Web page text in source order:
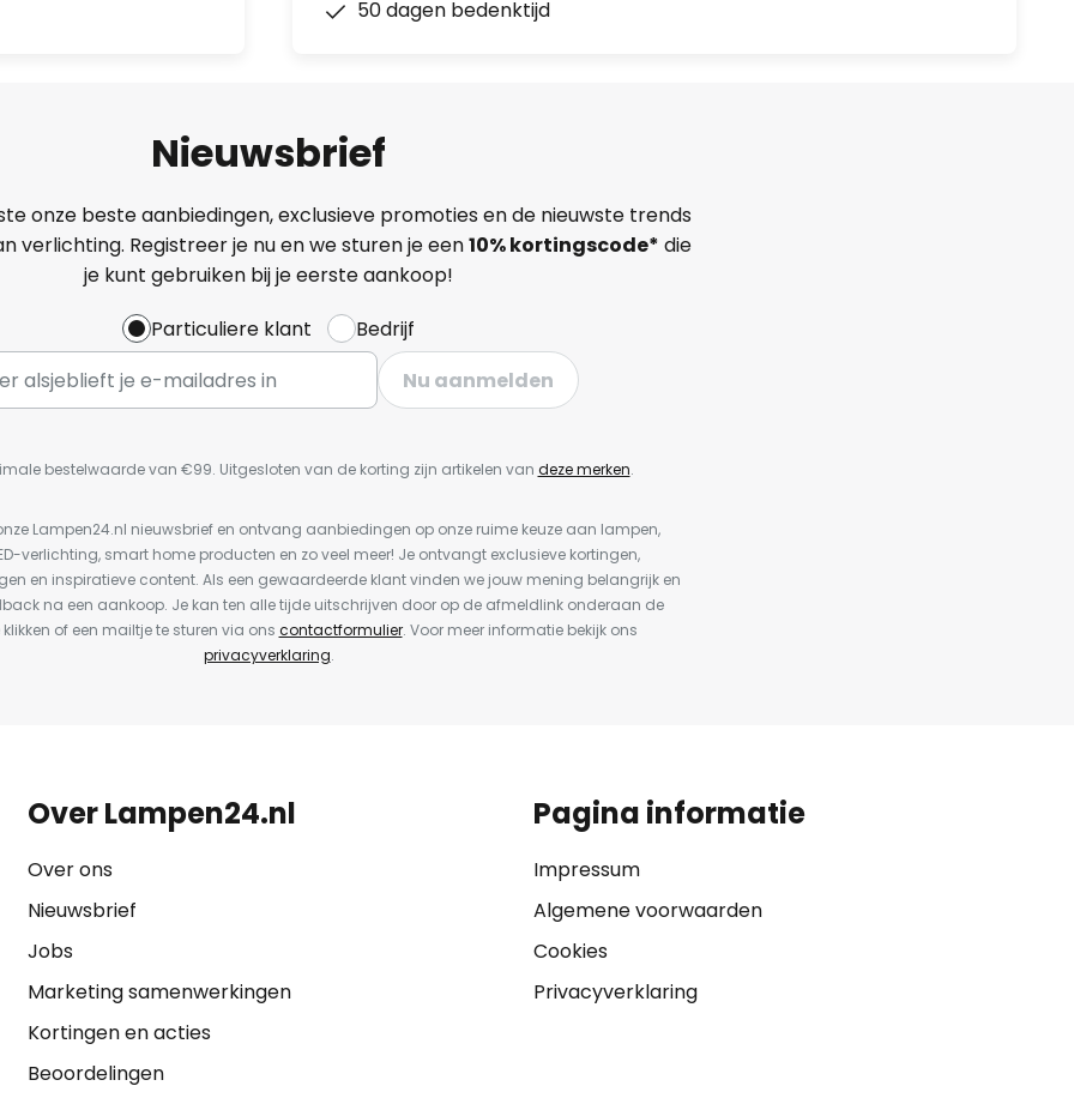
50 dagen bedenktijd
Nieuwsbrief
onze beste aanbiedingen, exclusieve promoties en de nieuwste trends
verlichting. Registreer je nu en we sturen je een10% kortingscode* die
je kunt gebruiken bij je eerste aankoop!
Particuliere klant
Bedrijf
Nu aanmelden
bestelwaarde van €99. Uitgesloten van de korting zijn artikelen van deze merken.
Lampen24.nl nieuwsbrief en ontvang aanbiedingen op onze ruime keuze aan lampen,
verlichting, smart home producten en zo veel meer! Je ontvangt exclusieve kortingen,
en inspiratieve content. Als een gewaardeerde klant vinden we jouw mening belangrijk en
na een aankoop. Je kan ten alle tijde uitschrijven door op de afmeldlink onderaan de
of een mailtje te sturen via ons contactformulier. Voor meer informatie bekijk ons
privacyverklaring.
Over Lampen24.nl
Over ons
Nieuwsbrief
Jobs
Marketing samenwerkingen
Kortingen en acties
Beoordelingen
Pagina informatie
Impressum
Algemene voorwaarden
Cookies
Privacyverklaring